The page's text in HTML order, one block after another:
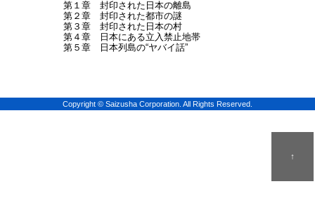
第１章 封印された日本の離島
第２章 封印された都市の謎
第３章 封印された日本の村
第４章 日本にある立入禁止地帯
第５章 日本列島の“ヤバイ話”
↑
Copyright © Saizusha Corporation. All Rights Reserved.